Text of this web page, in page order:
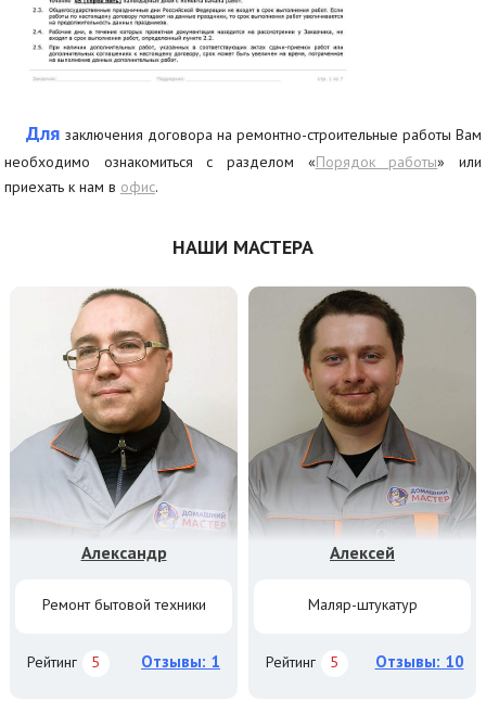
Для заключения договора на ремонтно-строительные работы Вам
необходимо ознакомиться с разделом « Порядок работы» или
приехать к нам в офис.
НАШИ МАСТЕРА
Александр
Ремонт бытовой техники
Рейтинг 5 Отзывы: 1
Алексей
Маляр-штукатур
Рейтинг 5 Отзывы: 10